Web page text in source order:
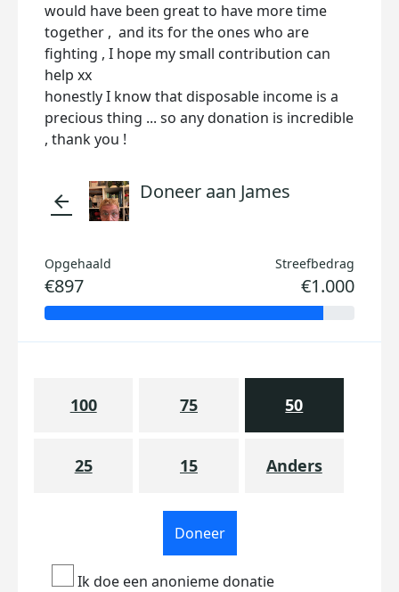
would have been great to have more time
together , and its for the ones who are
fighting , I hope my small contribution can
help xx
honestly I know that disposable income is a
precious thing ... so any donation is incredible
, thank you !
arrow_back Doneer aan James
Opgehaald
€897
Streefbedrag
€1.000
100 75 50
25 15 Anders
Doneer
Ik doe een anonieme donatie